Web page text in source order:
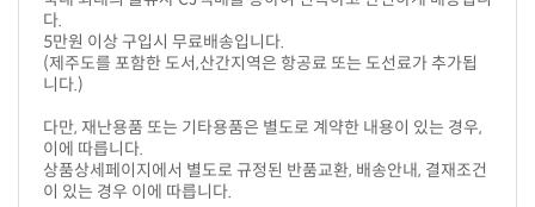
다.
5만원 이상 구입시 무료배송입니다.
니다.)
이에 따릅니다.
이 있는 경우 이에 따릅니다.